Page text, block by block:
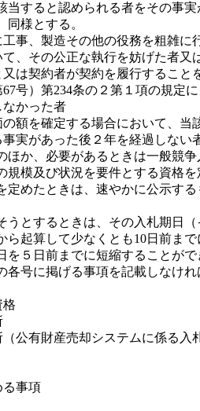
すると認められる者をその事
様とする。
事、製造その他の役務を粗雑に
、その公正な執行を妨げた者又
は契約者が契約を履行すること
号）第234条の２第１項の規定
かった者
額を確定する場合において、当
実があった後２年を経過しない
か、必要があるときは一般競
模及び状況を要件とする資格を
めたときは、速やかに公示する
とするときは、その入札期日
ら起算して少なくとも10日前ま
５日前までに短縮することがで
号に掲げる事項を記載しなけれ
公有財産売却システムに係る入
事項